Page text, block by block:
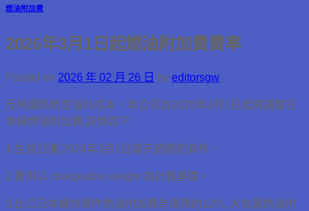
燃油附加費
2026年3月1日起燃油附加費費率
Posted on 2026 年 02 月 26 日 by editorsgw
反映國際航空油料成本，本公司自2026年3月1日起將調整日
本線燃油附加費,詳情如下:
1.生效日期:2026年3月1日當天結關的貨件。
2.費用以 chargeable weight 為計算基礎。
3.出口日本線快遞件燃油附加費為運費的12%, 大包裏燃油附